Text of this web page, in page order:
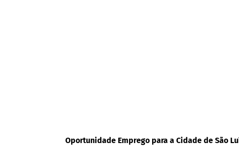
Oportunidade Emprego para a Cidade de São